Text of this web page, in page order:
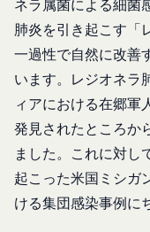
ネラ属菌による細菌
肺炎を引き起こす「
一過性で自然に改善
います。レジオネラ
ィアにおける在郷軍
発見されたところか
ました。これに対し
起こった米国ミシガ
ける集団感染事例に
客様が端末に関
号、国、および
スなど、お客
あらゆる情報を
位置情報
お客様が、端末
を利用し、そこ
場合、当社は、
あります。通常
「登録希望者」
本サービスの利
います。
「会員登録」
第4条に規定す
本サービスの利
「登録情報」
登録希望者及び
が定める情報、
断して登録を求